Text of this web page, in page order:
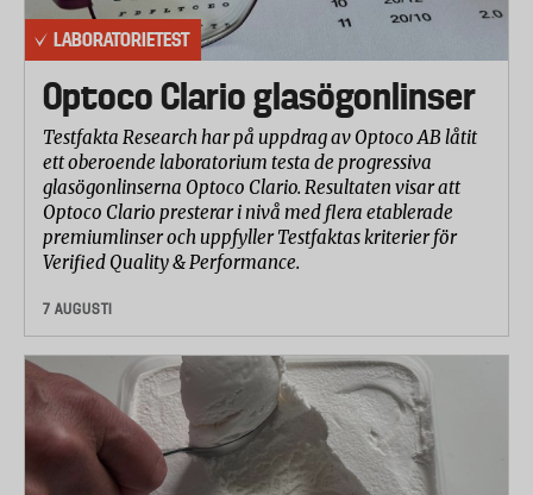
om styrstång och handtag hade gått sönder eller fått
bestående deformationer som skulle kunna vara
farliga för användaren.
Krocktest
Sparkcykeln belastades med 58,5 kilo på fotplattan
och förseddes med stödhjul. Därefter kördes cykeln
in i en fem centimeter hög stålbalk i en hastighet av
12 kilometer i timmen. Varje sparkcykel krockades
tre gånger och efter varje tillfälle bedömde
laboratoriet hur mycket åverkan smällen tillfogat
cykeln.
Bromsförmåga
Sparkcykeln placerades på en plan yta som lutades i
stigande grad. Själva bromsplattan belastades med
20 kilo, vilket motsvarar en fot som håller emot.
LABORATORIETEST
Optoco Clario glasögonlinser
Testfakta Research har på uppdrag av Optoco AB låtit
ett oberoende laboratorium testa de progressiva
glasögonlinserna Optoco Clario. Resultaten visar att
Optoco Clario presterar i nivå med flera etablerade
premiumlinser och uppfyller Testfaktas kriterier för
Verified Quality & Performance.
7 AUGUSTI